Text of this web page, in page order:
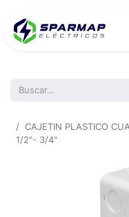
CAJETIN PLASTICO
1/2"- 3/4"